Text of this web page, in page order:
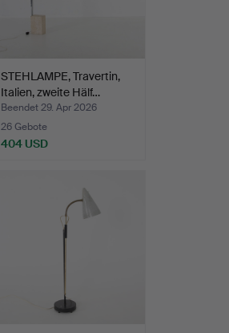
STEHLAMPE, Travertin,
Italien, zweite Hälf…
Beendet 29. Apr 2026
26 Gebote
404 USD